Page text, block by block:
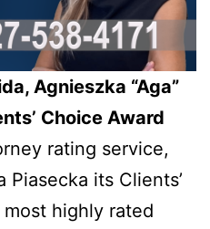
Agnieszka “Aga”
Choice Award
rating service,
Piasecka its Clients’
highly rated